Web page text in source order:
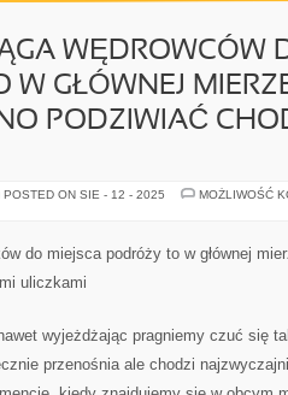
WĘDROWCÓW
W GŁÓWNEJ
PODZIWIAĆ
POSTED ON SIE - 12 - 2025
MOŻLIWOŚĆ
do miejsca podróży to w głównej
uliczkami
wyjeżdżając pragniemy czuć się
przenośnia ale chodzi